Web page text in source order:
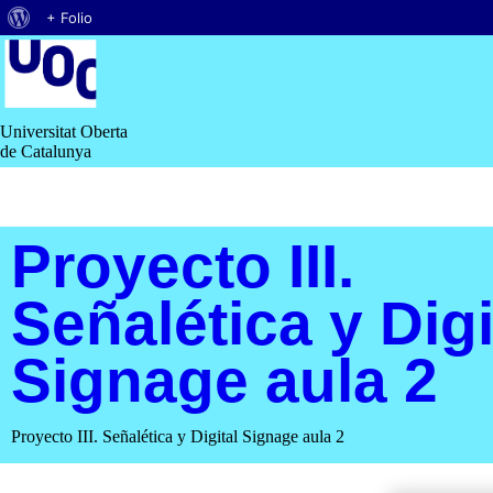
Saltar
al
contingut
Universitat Oberta
de Catalunya
Proyecto III.
Señalética y
Signage aula 2
Proyecto III. Señalética y Digital Signage aula 2
Quant
WordPress
+ Folio